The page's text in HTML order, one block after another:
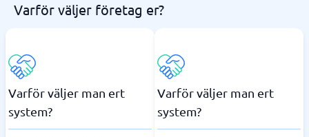
Varför väljer företag er?
Varför väljer man ert
system?
Varför väljer man ert
system?